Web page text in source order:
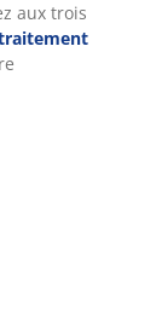
aux trois